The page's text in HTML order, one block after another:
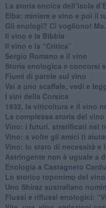
La storia enoica dell’Isola
Elba: miniere e vino e poi il
​Gli enologi? Ci vogliono!
​Il vino e la Bibbia
​Il vino e la “Critica”
Sergio Romano e il vino
​Storia enologica e concorsi
Fiumi di parole sul vino
​Vai a uno scaffale, vedi e
​I vini della Corsica
​1932, la viticoltura e il vino
​La complessa storia del vino
​Vino: i futuri, stratificati nel
Vino: a volte gli amici ti
Vino: lo stato di necessità e
​Astringente non è uguale a
Enologia a Castagneto
Lo storico toponimo del
Uno Shiraz australiano
​Flussi e riflussi enologici: